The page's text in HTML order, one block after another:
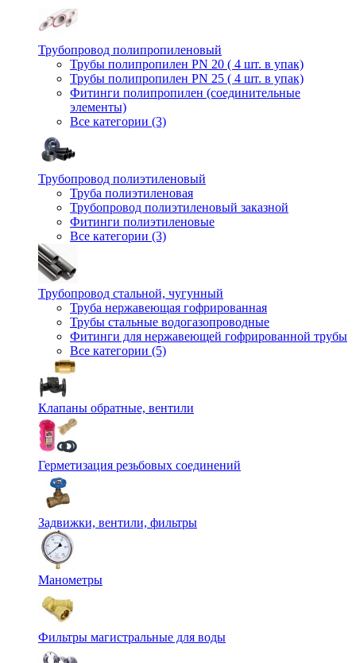
Трубопровод полипропиленовый
Трубы полипропилен PN 20 ( 4 шт. в упак)
Трубы полипропилен PN 25 ( 4 шт. в упак)
Фитинги полипропилен (cоединительные
элементы)
Все категории (3)
Трубопровод полиэтиленовый
Труба полиэтиленовая
Трубопровод полиэтиленовый заказной
Фитинги полиэтиленовые
Все категории (3)
Трубопровод стальной, чугунный
Труба нержавеющая гофрированная
Трубы стальные водогазопроводные
Фитинги для нержавеющей гофрированной трубы
Все категории (5)
Клапаны обратные, вентили
Герметизация резьбовых соединений
Задвижки, вентили, фильтры
Манометры
Фильтры магистральные для воды